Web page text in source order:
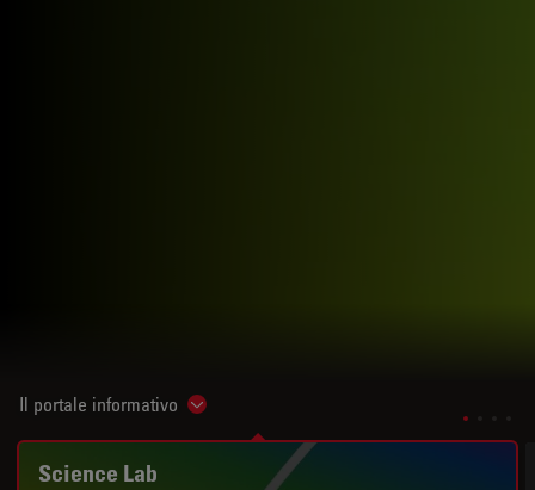
Il portale informativo Show subnavigation
Science Lab